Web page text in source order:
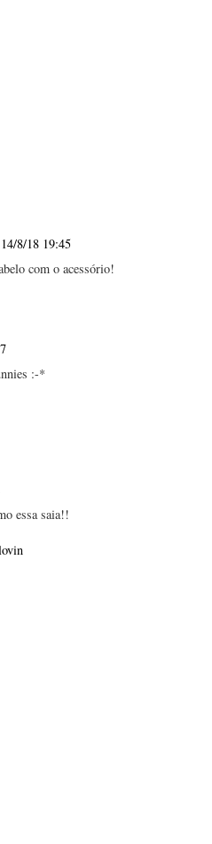
14/8/18 19:45
com o acessório!
:-*
essa saia!!